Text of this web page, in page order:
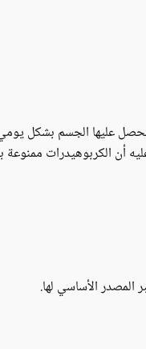
عليها الجسم بشكل
الكربوهيدرات ممنوعة
الأساسي لها.